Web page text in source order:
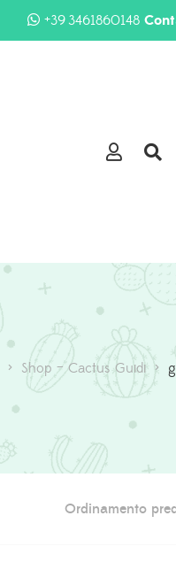
+39 3461860148
> Shop – Cactus Guidi >